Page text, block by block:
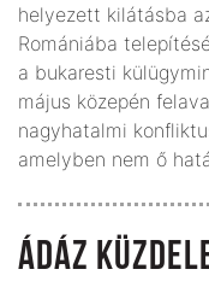
helyezett kilátásba
Romániába
a bukaresti
május közepén
nagyhatalmi
amelyben nem ő
ÁDÁZ